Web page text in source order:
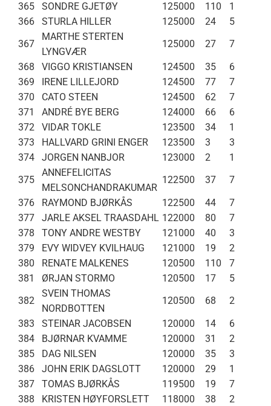
365
SONDRE GJETØY 125000 110
1
366
STURLA HILLER 125000 24
5
367
MARTHE STERTEN
LYNGVÆR
125000 27
7
368
VIGGO KRISTIANSEN 124500 35
6
369
IRENE LILLEJORD 124500 77
7
370
CATO STEEN 124500 62
7
371
ANDRÉ BYE BERG 124000 66
6
372
VIDAR TOKLE 123500 34
1
373
HALLVARD GRINI ENGER 123500 3
3
374
JORGEN NANBJOR 123000 2
1
375
ANNEFELICITAS
MELSONCHANDRAKUMAR
122500 37
7
376
RAYMOND BJØRKÅS 122500 44
7
377
JARLE AKSEL TRAASDAHL 122000 80
7
378
TONY ANDRE WESTBY 121000 40
3
379
EVY WIDVEY KVILHAUG 121000 19
2
380
RENATE MALKENES 120500 110
7
381
ØRJAN STORMO 120500 17
5
382
SVEIN THOMAS
NORDBOTTEN
120500 68
2
383
STEINAR JACOBSEN 120000 14
6
384
BJØRNAR KVAMME 120000 31
2
385
DAG NILSEN 120000 35
3
386
JOHN ERIK DAGSLOTT 120000 29
1
387
TOMAS BJØRKÅS 119500 19
7
388
KRISTEN HØYFORSLETT 118000 38
2